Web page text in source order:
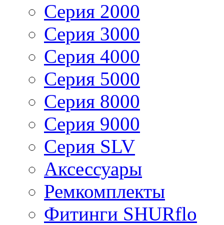
Серия 2000
Серия 3000
Серия 4000
Серия 5000
Серия 8000
Серия 9000
Серия SLV
Аксессуары
Ремкомплекты
Фитинги SHURflo